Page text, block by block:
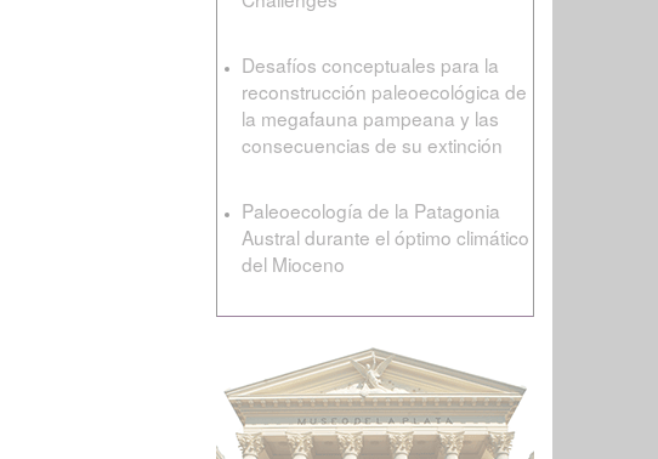
Desafíos conceptuales para la
reconstrucción paleoecológica de
la megafauna pampeana y las
consecuencias de su extinción
Paleoecología de la Patagonia
Austral durante el óptimo climático
del Mioceno